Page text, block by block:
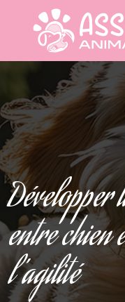
entre chien
l’agilité